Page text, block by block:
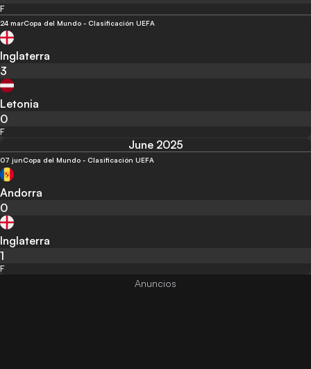
F
24 marCopa del Mundo - Clasificación UEFA
Inglaterra
3
Letonia
0
F
June 2025
07 junCopa del Mundo - Clasificación UEFA
Andorra
0
Inglaterra
1
F